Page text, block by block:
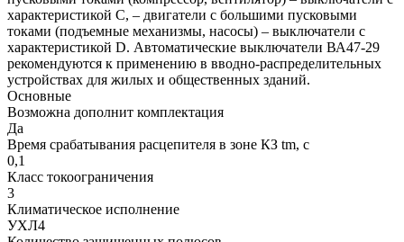
характеристикой C, – двигатели с большими пусковыми
токами (подъемные механизмы, насосы) – выключатели с
характеристикой D. Автоматические выключатели ВА47-29
рекомендуются к применению в вводно-распределительных
устройствах для жилых и общественных зданий.
Основные
Возможна дополнит комплектация
Да
Время срабатывания расцепителя в зоне КЗ tm, с
0,1
Класс токоограничения
3
Климатическое исполнение
УХЛ4